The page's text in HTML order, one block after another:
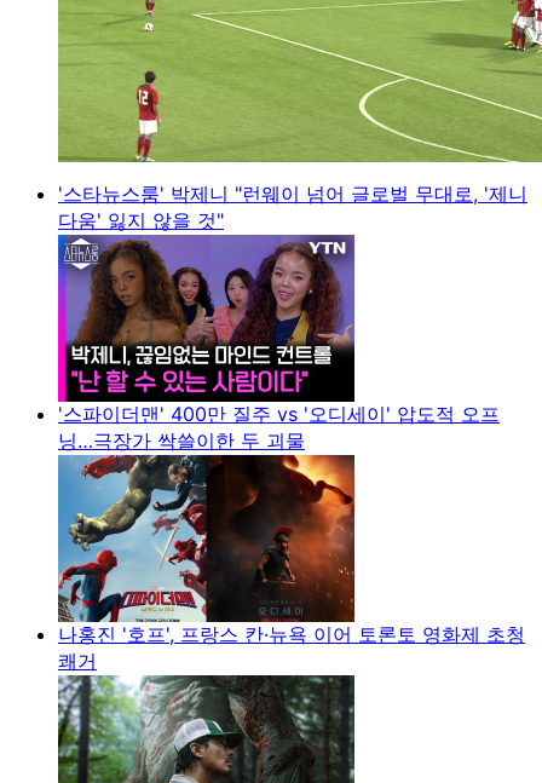
'스타뉴스룸' 박제니 "런웨이 넘어 글로벌 무대로, '제니
다움' 잃지 않을 것"
'스파이더맨' 400만 질주 vs '오디세이' 압도적 오프
닝…극장가 싹쓸이한 두 괴물
나홍진 '호프', 프랑스 칸·뉴욕 이어 토론토 영화제 초청
쾌거